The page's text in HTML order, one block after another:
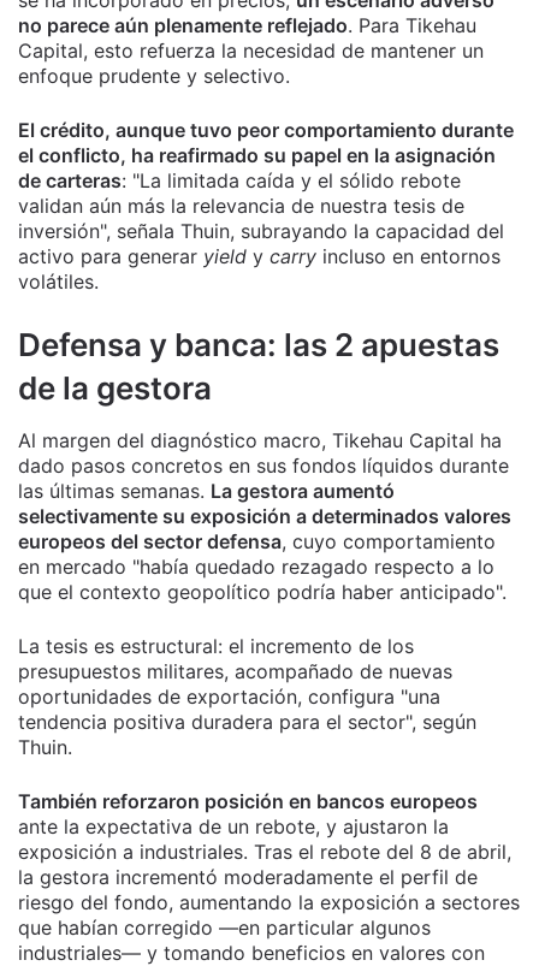
no parece aún plenamente reflejado. Para Tikehau
Capital, esto refuerza la necesidad de mantener un
enfoque prudente y selectivo.
El crédito, aunque tuvo peor comportamiento durante
el conflicto, ha reafirmado su papel en la asignación
de carteras: "La limitada caída y el sólido rebote
validan aún más la relevancia de nuestra tesis de
inversión", señala Thuin, subrayando la capacidad del
activo para generar yield y carry incluso en entornos
volátiles.
Defensa y banca: las 2 apuestas
de la gestora
Al margen del diagnóstico macro, Tikehau Capital ha
dado pasos concretos en sus fondos líquidos durante
las últimas semanas. La gestora aumentó
selectivamente su exposición a determinados valores
europeos del sector defensa, cuyo comportamiento
en mercado "había quedado rezagado respecto a lo
que el contexto geopolítico podría haber anticipado".
La tesis es estructural: el incremento de los
presupuestos militares, acompañado de nuevas
oportunidades de exportación, configura "una
tendencia positiva duradera para el sector", según
Thuin.
También reforzaron posición en bancos europeos
ante la expectativa de un rebote, y ajustaron la
exposición a industriales. Tras el rebote del 8 de abril,
la gestora incrementó moderadamente el perfil de
riesgo del fondo, aumentando la exposición a sectores
que habían corregido —en particular algunos
industriales— y tomando beneficios en valores con